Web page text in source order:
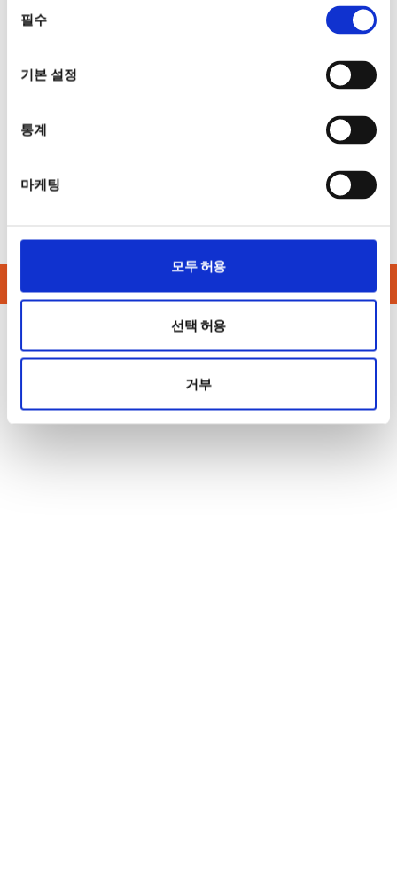
선택
필수
기본 설정
통계
마케팅
모두 허용
선택 허용
거부